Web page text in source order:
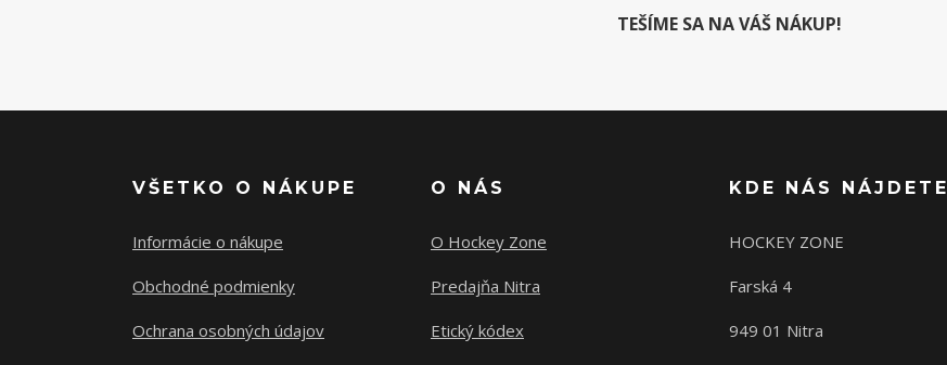
TEŠÍME SA NA VÁŠ NÁKUP!
VŠETKO O NÁKUPE
Informácie o nákupe
Obchodné podmienky
Ochrana osobných údajov
O NÁS
O Hockey Zone
Predajňa Nitra
Etický kódex
KDE NÁS NÁJDETE
HOCKEY ZONE
Farská 4
949 01 Nitra